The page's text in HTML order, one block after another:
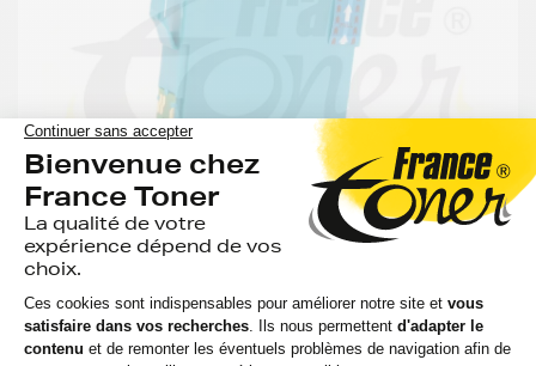
-59%MOINS CHER QUE LA MARQUE EPSON
GENERIQUE
Cartouche d'encre générique équivalent à
EPSON 604XL série Ananas (C13T10H24010)
- CYAN (bleu) - Format XL